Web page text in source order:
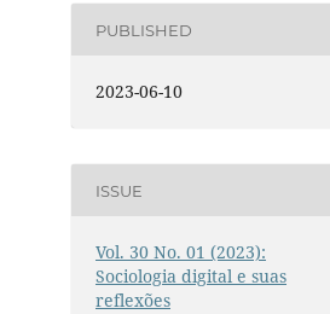
PUBLISHED
2023-06-10
ISSUE
Vol. 30 No. 01 (2023):
Sociologia digital e suas
reflexões